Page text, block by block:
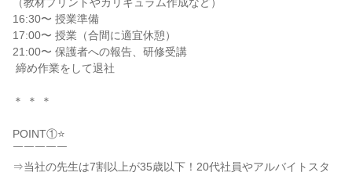
16:30〜 授業準備
17:00〜 授業（合間に適宜休憩）
21:00〜 保護者への報告、研修受講
＊ ＊ ＊
POINT①⭐
￣￣￣￣￣
⇒当社の先生は7割以上が35歳以下！20代社員やアルバイトスタ